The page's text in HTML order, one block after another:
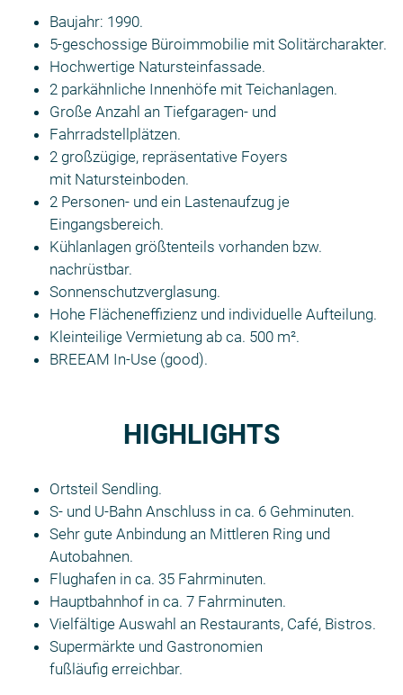
Baujahr: 1990.
5-geschossige Büroimmobilie mit Solitärcharakter.
Hochwertige Natursteinfassade.
2 parkähnliche Innenhöfe mit Teichanlagen.
Große Anzahl an Tiefgaragen- und
Fahrradstellplätzen.
2 großzügige, repräsentative Foyers
mit Natursteinboden.
2 Personen- und ein Lastenaufzug je
Eingangsbereich.
Kühlanlagen größtenteils vorhanden bzw.
nachrüstbar.
Sonnenschutzverglasung.
Hohe Flächeneffizienz und individuelle Aufteilung.
Kleinteilige Vermietung ab ca. 500 m².
BREEAM In-Use (good).
HIGHLIGHTS
Ortsteil Sendling.
S- und U-Bahn Anschluss in ca. 6 Gehminuten.
Sehr gute Anbindung an Mittleren Ring und
Autobahnen.
Flughafen in ca. 35 Fahrminuten.
Hauptbahnhof in ca. 7 Fahrminuten.
Vielfältige Auswahl an Restaurants, Café, Bistros.
Supermärkte und Gastronomien
fußläufig erreichbar.